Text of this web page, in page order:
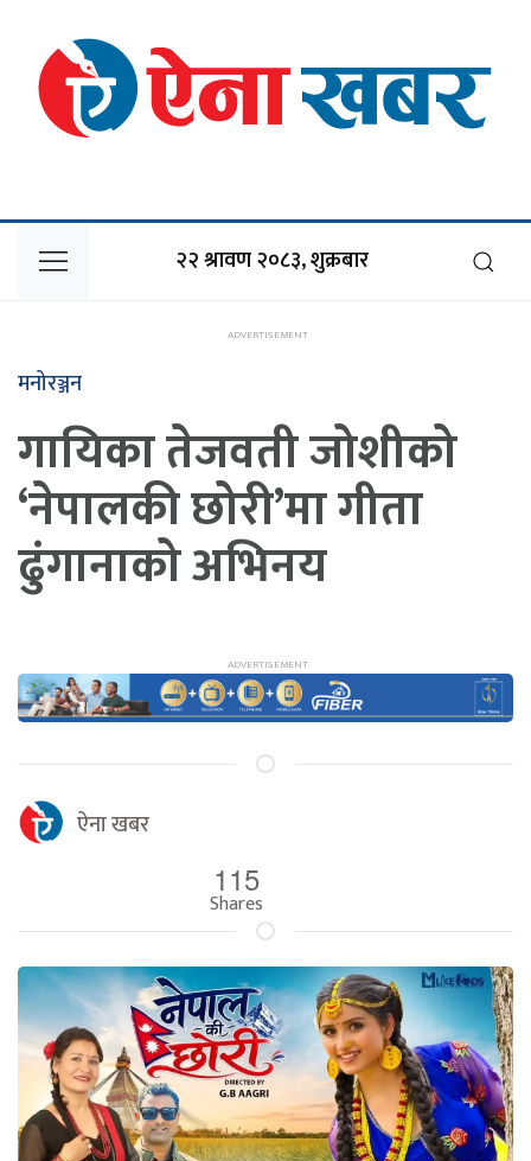
२२ श्रावण २०८३, शुक्रबार
मनोरञ्जन
गायिका तेजवती जोशीको
‘नेपालकी छोरी’मा गीता
ढुंगानाको अभिनय
ऐना खबर
115
Shares